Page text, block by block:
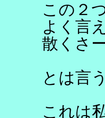
この２つ
よく言
散くさ
とは言
これは